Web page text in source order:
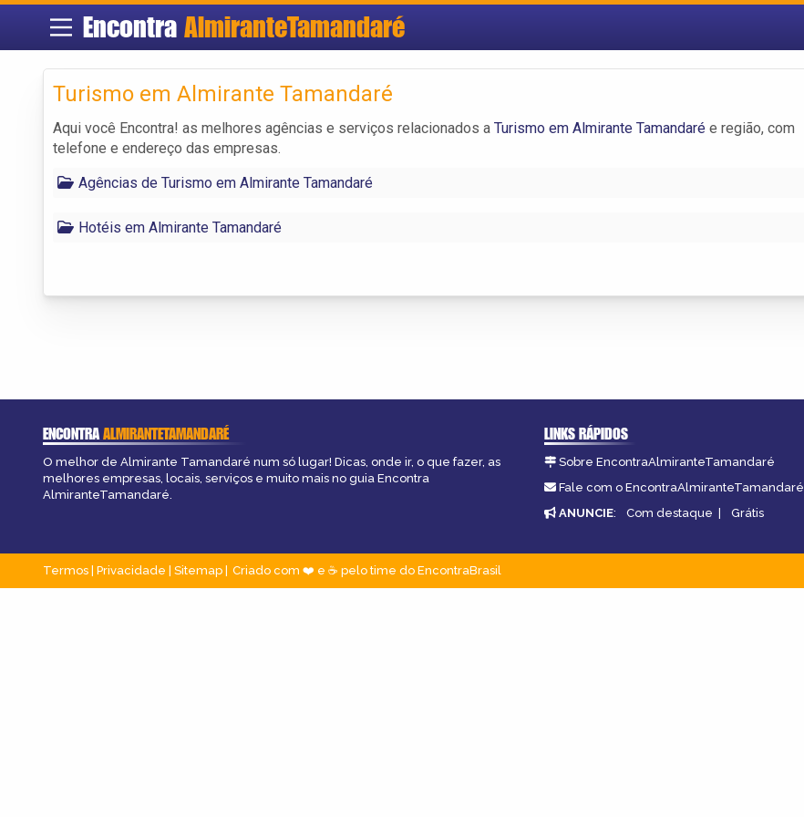
Encontra AlmiranteTamandaré
Turismo em Almirante Tamandaré
Aqui você Encontra! as melhores agências e serviços relacionados a Turismo em Almirante Tamandaré e região, com
telefone e endereço das empresas.
Agências de Turismo em Almirante Tamandaré
Hotéis em Almirante Tamandaré
ENCONTRAALMIRANTETAMANDARÉ
O melhor de Almirante Tamandaré num só lugar! Dicas, onde ir, o que fazer, as
melhores empresas, locais, serviços e muito mais no guia Encontra
AlmiranteTamandaré.
LINKS RÁPIDOS
Sobre EncontraAlmiranteTamandaré
Fale com o EncontraAlmiranteTamandaré
ANUNCIE: Com destaque | Grátis
Termos | Privacidade | Sitemap Criado com ❤️ e ☕ pelo time do EncontraBrasil